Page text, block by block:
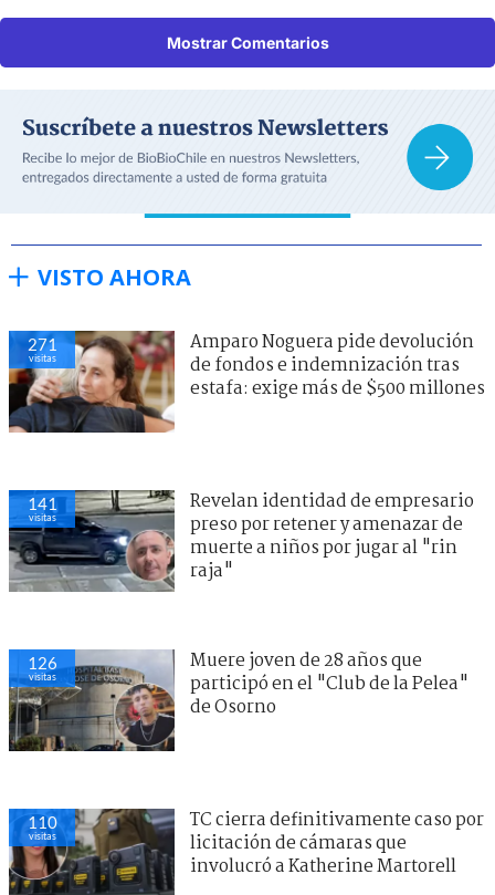
Mostrar Comentarios
VISTO AHORA
261
visitas
Amparo Noguera pide devolución
de fondos e indemnización tras
estafa: exige más de $500 millones
143
visitas
Revelan identidad de empresario
preso por retener y amenazar de
muerte a niños por jugar al "rin
raja"
121
visitas
Muere joven de 28 años que
participó en el "Club de la Pelea"
de Osorno
111
visitas
TC cierra definitivamente caso por
licitación de cámaras que
involucró a Katherine Martorell